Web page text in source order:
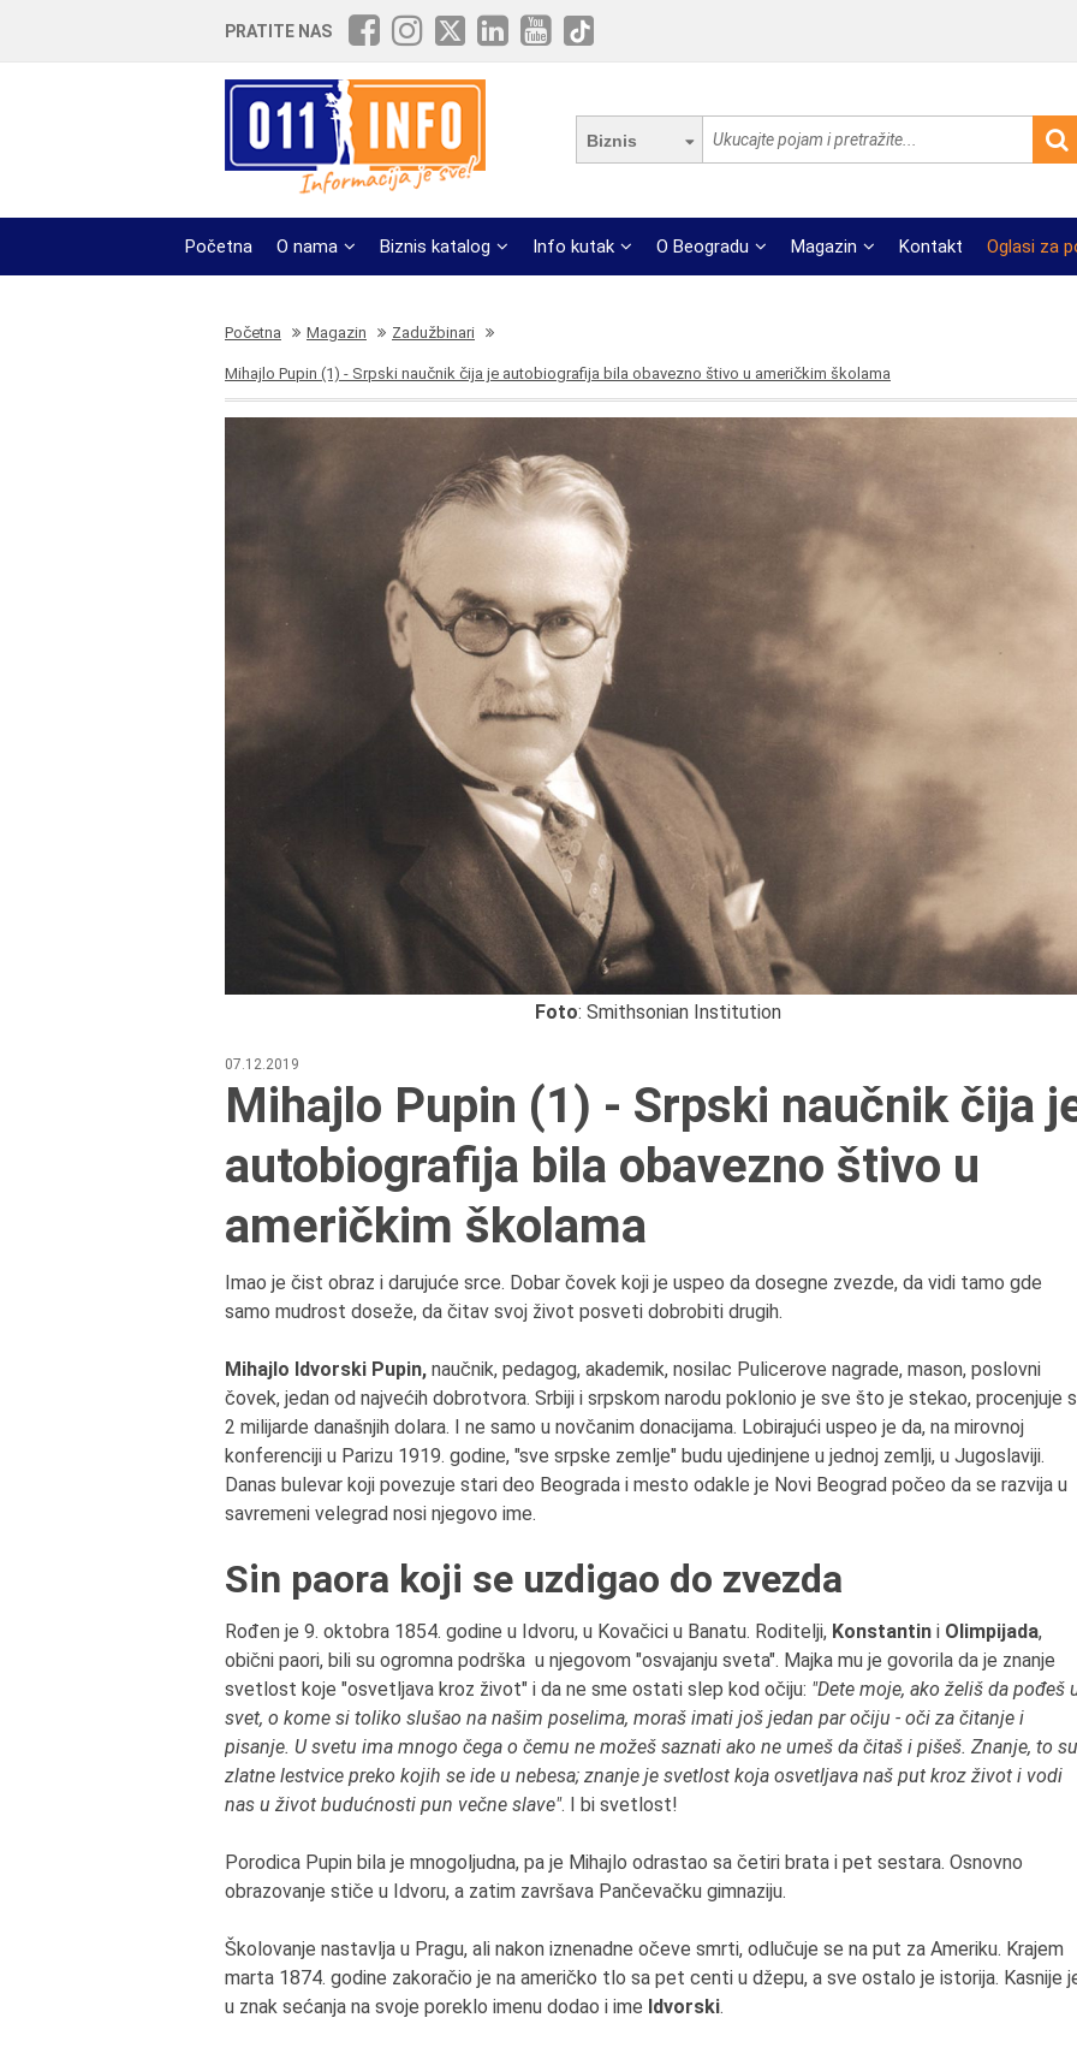
PRATITE NAS
Biznis
Početna O nama Biznis katalog Info kutak O Beogradu Magazin Kontakt Oglasi za
Početna Magazin Zadužbinari
Mihajlo Pupin (1) - Srpski naučnik čija je autobiografija bila obavezno štivo u američkim školama
Foto: Smithsonian Institution
07.12.2019
Mihajlo Pupin (1) - Srpski naučnik čija
autobiografija bila obavezno štivo u
američkim školama
Imao je čist obraz i darujuće srce. Dobar čovek koji je uspeo da dosegne zvezde, da vidi tamo gde
samo mudrost doseže, da čitav svoj život posveti dobrobiti drugih.
Mihajlo Idvorski Pupin, naučnik, pedagog, akademik, nosilac Pulicerove nagrade, mason, poslovni
čovek, jedan od najvećih dobrotvora. Srbiji i srpskom narodu poklonio je sve što je stekao, procenjuje
2 milijarde današnjih dolara. I ne samo u novčanim donacijama. Lobirajući uspeo je da, na mirovnoj
konferenciji u Parizu 1919. godine, "sve srpske zemlje" budu ujedinjene u jednoj zemlji, u Jugoslaviji.
Danas bulevar koji povezuje stari deo Beograda i mesto odakle je Novi Beograd počeo da se razvija u
savremeni velegrad nosi njegovo ime.
Sin paora koji se uzdigao do zvezda
Rođen je 9. oktobra 1854. godine u Idvoru, u Kovačici u Banatu. Roditelji, Konstantin i Olimpijada,
obični paori, bili su ogromna podrška u njegovom "osvajanju sveta". Majka mu je govorila da je znanje
svetlost koje "osvetljava kroz život" i da ne sme ostati slep kod očiju: "Dete moje, ako želiš da pođeš
svet, o kome si toliko slušao na našim poselima, moraš imati još jedan par očiju - oči za čitanje i
pisanje. U svetu ima mnogo čega o čemu ne možeš saznati ako ne umeš da čitaš i pišeš. Znanje, to su
zlatne lestvice preko kojih se ide u nebesa; znanje je svetlost koja osvetljava naš put kroz život i vodi
nas u život budućnosti pun večne slave". I bi svetlost!
Porodica Pupin bila je mnogoljudna, pa je Mihajlo odrastao sa četiri brata i pet sestara. Osnovno
obrazovanje stiče u Idvoru, a zatim završava Pančevačku gimnaziju.
Školovanje nastavlja u Pragu, ali nakon iznenadne očeve smrti, odlučuje se na put za Ameriku. Krajem
marta 1874. godine zakoračio je na američko tlo sa pet centi u džepu, a sve ostalo je istorija. Kasnije
u znak sećanja na svoje poreklo imenu dodao i ime Idvorski.
6.8.2013.
Preminula je Zorka
vazduhoplovni inženjer,